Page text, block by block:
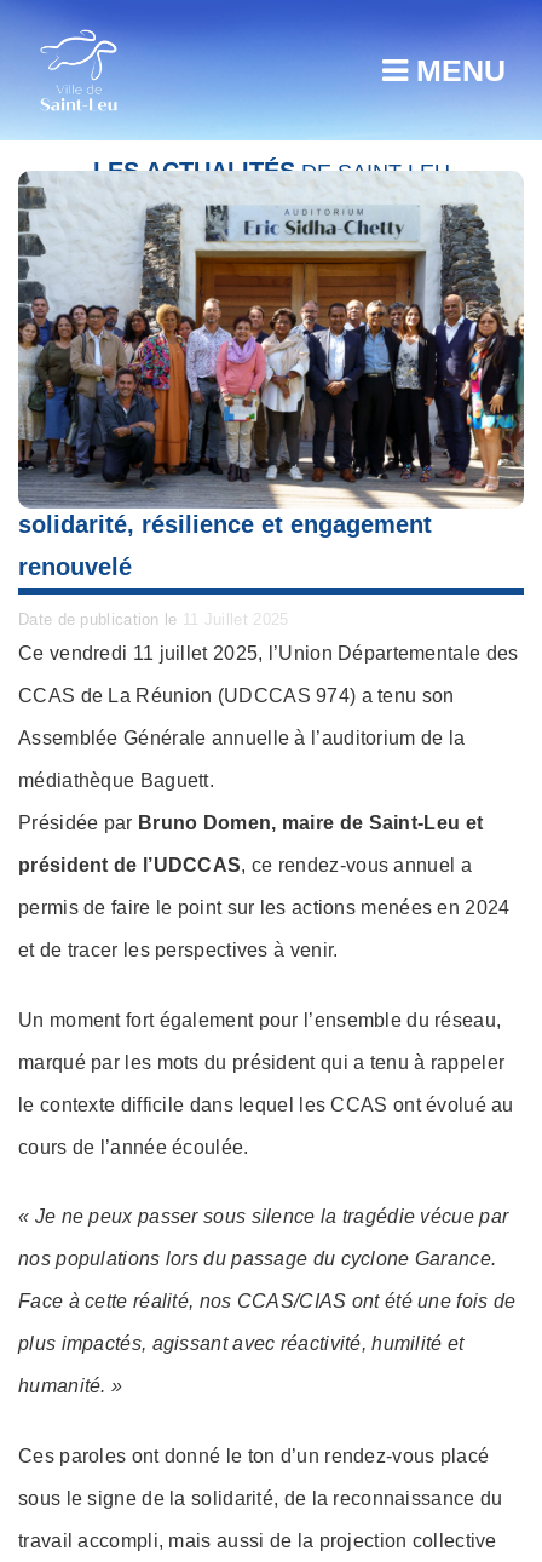
MENU
LES ACTUALITÉSDE SAINT-LEU
Assemblée Générale de l’UDCCAS 974 :
solidarité, résilience et engagement
renouvelé
Date de publication le Posted
on
11 Juillet 2025
Ce vendredi 11 juillet 2025, l’Union Départementale des
CCAS de La Réunion (UDCCAS 974) a tenu son
Assemblée Générale annuelle à l’auditorium de la
médiathèque Baguett.
Présidée par Bruno Domen, maire de Saint-Leu et
président de l’UDCCAS, ce rendez-vous annuel a
permis de faire le point sur les actions menées en 2024
et de tracer les perspectives à venir.
Un moment fort également pour l’ensemble du réseau,
marqué par les mots du président qui a tenu à rappeler
le contexte difficile dans lequel les CCAS ont évolué au
cours de l’année écoulée.
« Je ne peux passer sous silence la tragédie vécue par
nos populations lors du passage du cyclone Garance.
Face à cette réalité, nos CCAS/CIAS ont été une fois de
plus impactés, agissant avec réactivité, humilité et
humanité. »
Ces paroles ont donné le ton d’un rendez-vous placé
sous le signe de la solidarité, de la reconnaissance du
travail accompli, mais aussi de la projection collective